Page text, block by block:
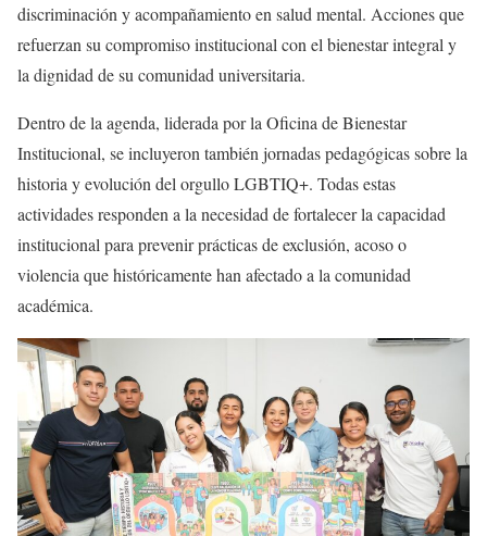
discriminación y acompañamiento en salud mental. Acciones que
refuerzan su compromiso institucional con el bienestar integral y
la dignidad de su comunidad universitaria.
Dentro de la agenda, liderada por la Oficina de Bienestar
Institucional, se incluyeron también jornadas pedagógicas sobre la
historia y evolución del orgullo LGBTIQ+. Todas estas
actividades responden a la necesidad de fortalecer la capacidad
institucional para prevenir prácticas de exclusión, acoso o
violencia que históricamente han afectado a la comunidad
académica.